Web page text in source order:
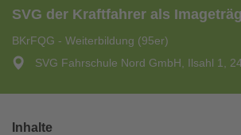
SVG der Kraftfahrer als
BKrFQG - Weiterbildung (95er)
SVG Fahrschule Nord GmbH, Ilsahl 1,
Inhalte